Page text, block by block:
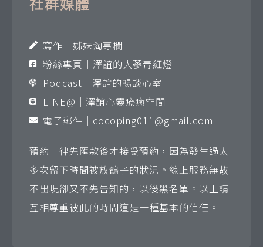
寫作｜姊妹淘專欄
粉絲專頁｜澤誼的人蔘青紅燈
Podcast｜澤誼的暢談心室
LINE@｜澤誼心靈療癒空間
電子郵件｜ cocoping011@gmail.com
預約一律先匯款後才接受預約，因為發生過太
多次留下時間被放鴿子的狀況。線上服務無故
不出現卻又不先告知的，以後黑名單。以上請
互相尊重彼此的時間這是一種基本的信任。